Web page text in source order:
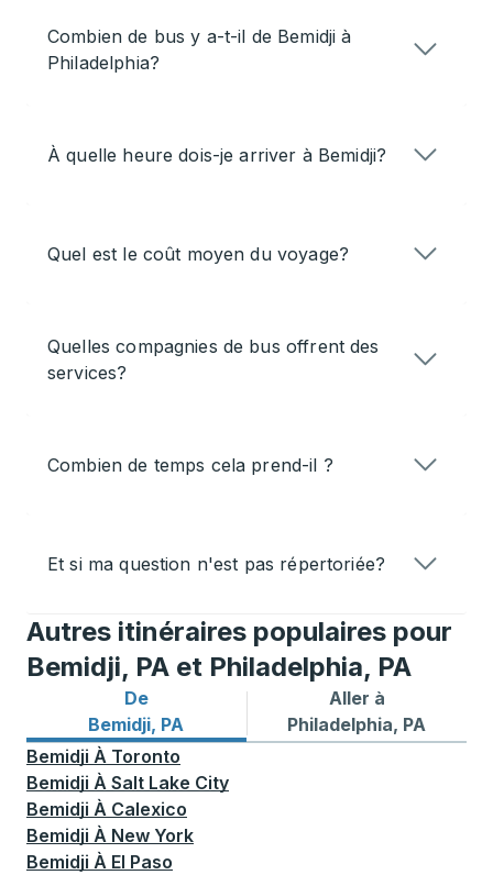
Combien de bus y a-t-il de Bemidji à
Philadelphia?
À quelle heure dois-je arriver à Bemidji?
Quel est le coût moyen du voyage?
Quelles compagnies de bus offrent des
services?
Combien de temps cela prend-il ?
Et si ma question n'est pas répertoriée?
Autres itinéraires populaires pour
Bemidji, PA et Philadelphia, PA
De
Bemidji, PA
Itinéraires de bus depuis Bemidji, PA
Aller à
Philadelphia, PA
Itinéraires de bus vers
Bemidji À Toronto
Bemidji À Salt Lake City
Bemidji À Calexico
Bemidji À New York
Bemidji À El Paso